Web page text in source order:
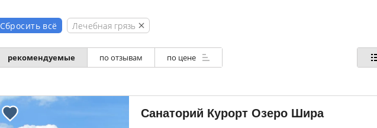
Сбросить всё Лечебная грязь
рекомендуемые по отзывам по цене
Санаторий Курорт Озеро Шира